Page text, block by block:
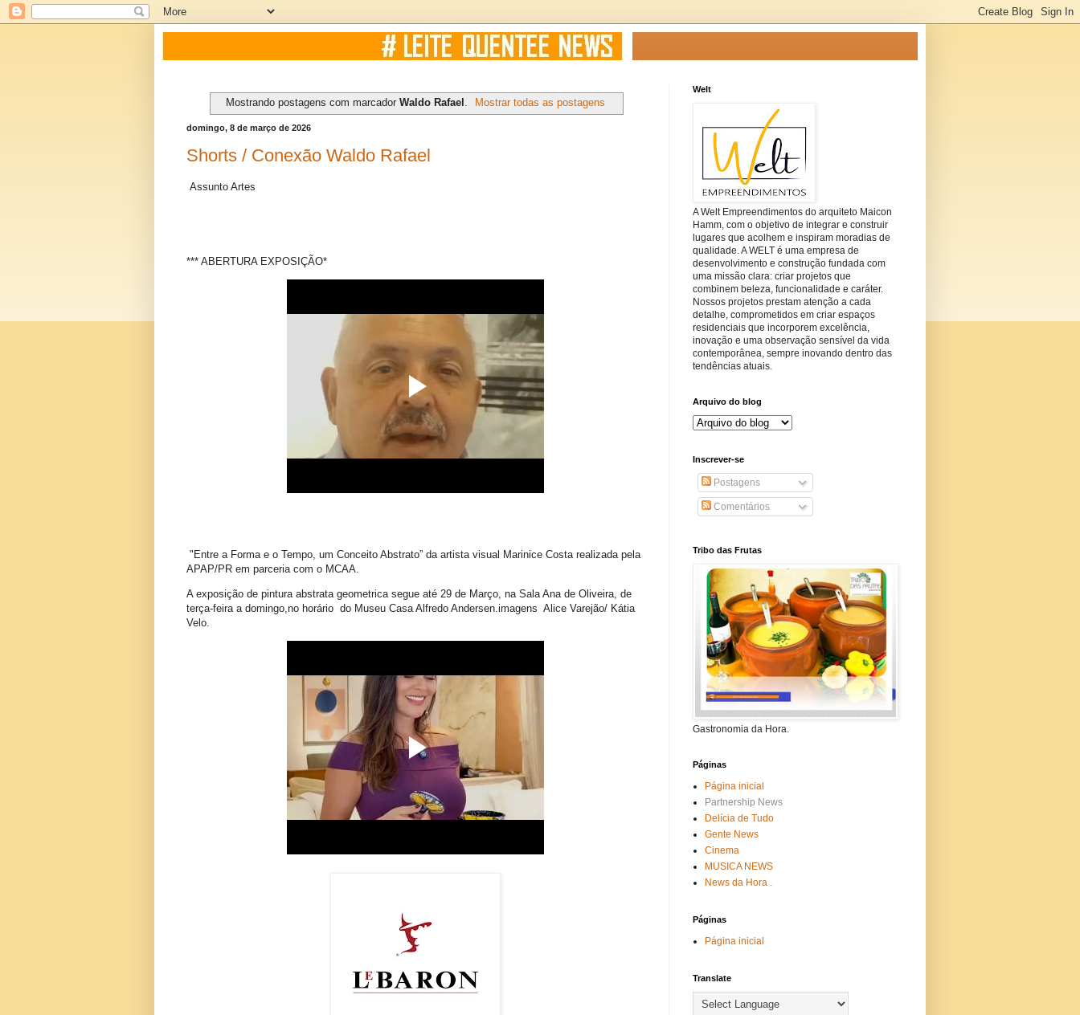
Mostrando postagens com marcador Waldo Rafael Mostrar todas as postagens
domingo, 8 de março de 2026
Shorts / Conexão Waldo Rafael
Assunto Artes
*** ABERTURA EXPOSIÇÃO*
"Entre a Forma e o Tempo, um Conceito Abstrato” da artista visual Marinice Costa realizada pela
APAP/PR em parceria com o MCAA.
A exposição de pintura abstrata geometrica segue até 29 de Março, na Sala Ana de Oliveira, de
terça-feira a domingo,no horário do Museu Casa Alfredo Andersen.imagens Alice Varejão/ Kátia
Velo.
Welt
A Welt Empreendimentos do arquiteto Maicon
Hamm, com o objetivo de integrar e construir
lugares que acolhem e inspiram moradias de
qualidade. A WELT é uma empresa de
desenvolvimento e construção fundada com
uma missão clara: criar projetos que
combinem beleza, funcionalidade e caráter.
Nossos projetos prestam atenção a cada
detalhe, comprometidos em criar espaços
residenciais que incorporem excelência,
inovação e uma observação sensível da vida
contemporânea, sempre inovando dentro das
tendências atuais.
Arquivo do blog
Inscrever-se
Postagens
Comentários
Tribo das Frutas
Gastronomia da Hora.
Páginas
Página inicial
Partnership News
Delícia de Tudo
Gente News
Cinema
MUSICA NEWS
News da Hora .
Páginas
Página inicial
Translate